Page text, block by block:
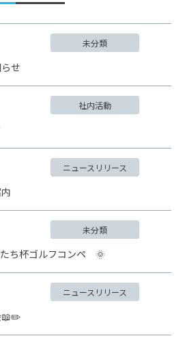
未分類
せ
社内活動
ニュースリリース
未分類
ち杯ゴルフコンペ 🌞
ニュースリリース
📖✏️